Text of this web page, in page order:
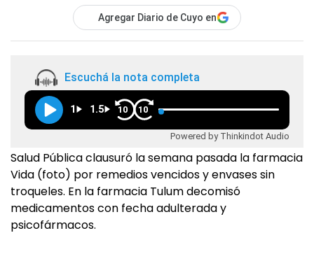
Agregar Diario de Cuyo en
Escuchá la nota completa
1 1.5 10 10
Powered by Thinkindot Audio
Salud Pública clausuró la semana pasada la farmacia
Vida (foto) por remedios vencidos y envases sin
troqueles. En la farmacia Tulum decomisó
medicamentos con fecha adulterada y
psicofármacos.